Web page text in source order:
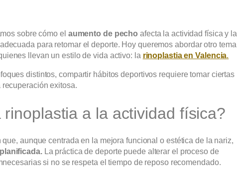
sobre cómo el aumento de pecho afecta la actividad física y la
para retomar el deporte. Hoy queremos abordar otro tema
llevan un estilo de vida activo: la rinoplastia en Valencia.
distintos, compartir hábitos deportivos requiere tomar ciertas
exitosa.
a la actividad física?
aunque centrada en la mejora funcional o estética de la nariz,
La práctica de deporte puede alterar el proceso de
si no se respeta el tiempo de reposo recomendado.